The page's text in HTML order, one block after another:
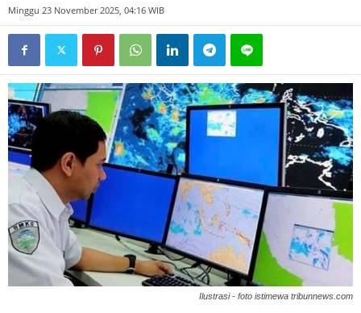
Minggu 23 November 2025, 04:16 WIB
Ilustrasi - foto istimewa tribunnews.com